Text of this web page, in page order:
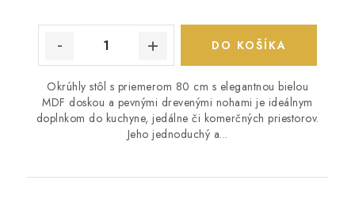
DO KOŠÍKA
Okrúhly stôl s priemerom 80 cm s elegantnou bielou
MDF doskou a pevnými drevenými nohami je ideálnym
doplnkom do kuchyne, jedálne či komerčných priestorov.
Jeho jednoduchý a...